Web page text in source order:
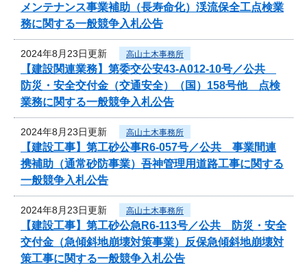
メンテナンス事業補助（長寿命化）渓流保全工点検業
務に関する一般競争入札公告
2024年8月23日更新 高山土木事務所
【建設関連業務】第委交公安43-A012-10号／公共
防災・安全交付金（交通安全）（国）158号他 点検
業務に関する一般競争入札公告
2024年8月23日更新 高山土木事務所
【建設工事】第工砂公事R6-057号／公共 事業間連
携補助（通常砂防事業）吾神管理用道路工事に関する
一般競争入札公告
2024年8月23日更新 高山土木事務所
【建設工事】第工砂公急R6-113号／公共 防災・安全
交付金（急傾斜地崩壊対策事業）反保急傾斜地崩壊対
策工事に関する一般競争入札公告